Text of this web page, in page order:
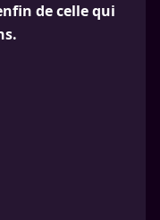
de celle qui